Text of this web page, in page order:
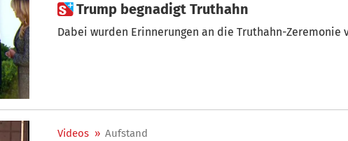
 Trump begnadigt Truthahn
Dabei wurden Erinnerungen an die Truthahn-Zeremonie
Videos » Aufstand